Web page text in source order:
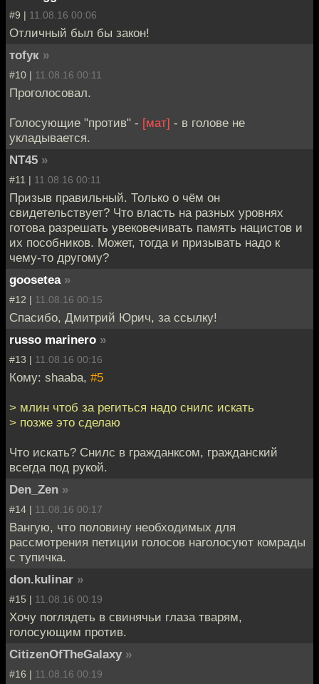
#9 | 11.08.16 00:06
Отличный был бы закон!
тofyк »
#10 | 11.08.16 00:11
Проголосовал.
Голосующие "против" - [мат] - в голове не
укладывается.
NT45 »
#11 | 11.08.16 00:11
Призыв правильный. Только о чём он
свидетельствует? Что власть на разных уровнях
готова разрешать увековечивать память нацистов и
их пособников. Может, тогда и призывать надо к
чему-то другому?
goosetea »
#12 | 11.08.16 00:15
Спасибо, Дмитрий Юрич, за ссылку!
russo marinero »
#13 | 11.08.16 00:16
Кому: shaaba, #5
> млин чтоб за региться надо снилс искать
> позже это сделаю
Что искать? Снилс в гражданксом, гражданский
всегда под рукой.
Den_Zen »
#14 | 11.08.16 00:17
Вангую, что половину необходимых для
рассмотрения петиции голосов наголосуют комрады
с тупичка.
don.kulinar »
#15 | 11.08.16 00:19
Хочу поглядеть в свинячьи глаза тварям,
голосующим против.
CitizenOfTheGalaxy »
#16 | 11.08.16 00:19